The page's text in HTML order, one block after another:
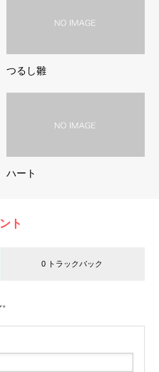
つるし雛
ハート
ト
0 トラックバック